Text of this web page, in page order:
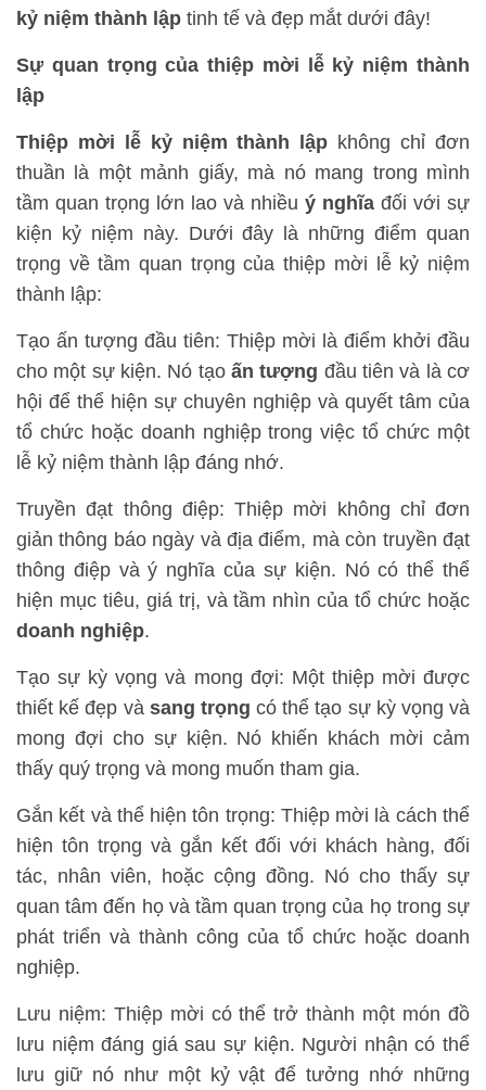
kỷ niệm thành lập tinh tế và đẹp mắt dưới đây!
Sự quan trọng của thiệp mời lễ kỷ niệm thành
lập
Thiệp mời lễ kỷ niệm thành lập không chỉ đơn
thuần là một mảnh giấy, mà nó mang trong mình
tầm quan trọng lớn lao và nhiều ý nghĩa đối với sự
kiện kỷ niệm này. Dưới đây là những điểm quan
trọng về tầm quan trọng của thiệp mời lễ kỷ niệm
thành lập:
Tạo ấn tượng đầu tiên: Thiệp mời là điểm khởi đầu
cho một sự kiện. Nó tạo ấn tượng đầu tiên và là cơ
hội để thể hiện sự chuyên nghiệp và quyết tâm của
tổ chức hoặc doanh nghiệp trong việc tổ chức một
lễ kỷ niệm thành lập đáng nhớ.
Truyền đạt thông điệp: Thiệp mời không chỉ đơn
giản thông báo ngày và địa điểm, mà còn truyền đạt
thông điệp và ý nghĩa của sự kiện. Nó có thể thể
hiện mục tiêu, giá trị, và tầm nhìn của tổ chức hoặc
doanh nghiệp.
Tạo sự kỳ vọng và mong đợi: Một thiệp mời được
thiết kế đẹp và sang trọng có thể tạo sự kỳ vọng và
mong đợi cho sự kiện. Nó khiến khách mời cảm
thấy quý trọng và mong muốn tham gia.
Gắn kết và thể hiện tôn trọng: Thiệp mời là cách thể
hiện tôn trọng và gắn kết đối với khách hàng, đối
tác, nhân viên, hoặc cộng đồng. Nó cho thấy sự
quan tâm đến họ và tầm quan trọng của họ trong sự
phát triển và thành công của tổ chức hoặc doanh
nghiệp.
Lưu niệm: Thiệp mời có thể trở thành một món đồ
lưu niệm đáng giá sau sự kiện. Người nhận có thể
lưu giữ nó như một kỷ vật để tưởng nhớ những